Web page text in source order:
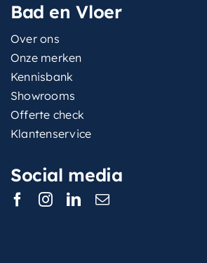
Bad en Vloer
Over ons
Onze merken
Kennisbank
Showrooms
Offerte check
Klantenservice
Social media